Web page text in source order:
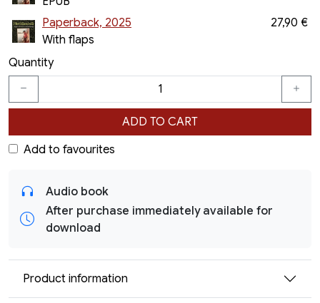
Paperback, 2025
With flaps
27,90 €
Quantity
ADD TO CART
Add to favourites
Audio book
After purchase immediately available for
download
Product information